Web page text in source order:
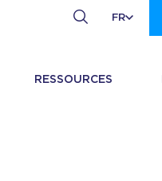
FR
RESSOURCES